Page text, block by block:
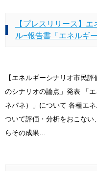
【プレスリリース】
ル−報告書「エネルギ
【エネルギーシナリオ市民
のシナリオの論点」発表 「
ネパネ）」について 各種エ
ついて評価・分析をおこな
らその成果…